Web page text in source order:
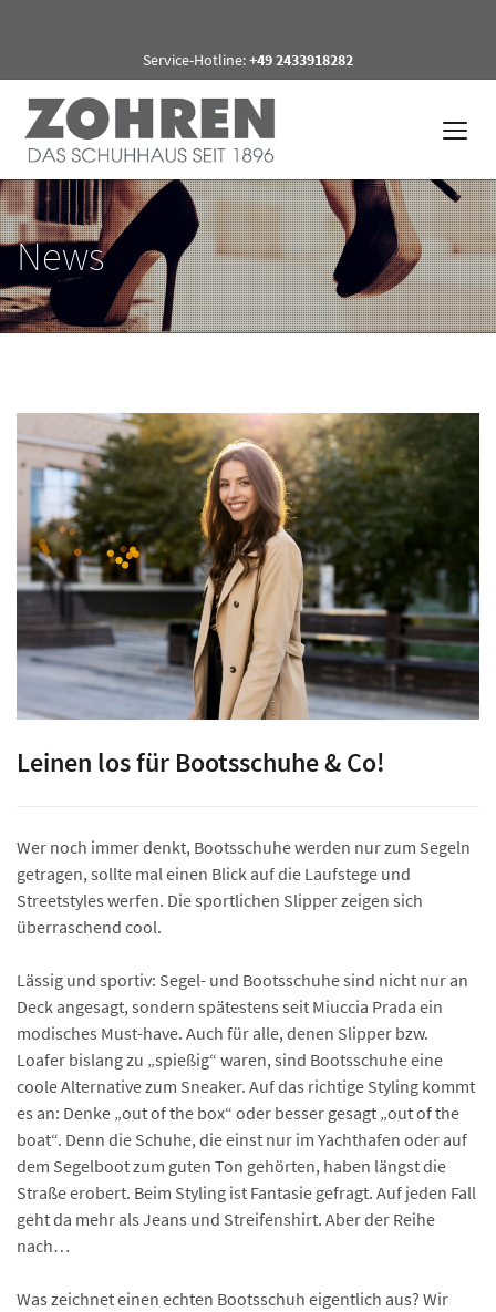
Service-Hotline:+49 2433918282
News
Leinen los für Bootsschuhe & Co!
Wer noch immer denkt, Bootsschuhe werden nur zum Segeln
getragen, sollte mal einen Blick auf die Laufstege und
Streetstyles werfen. Die sportlichen Slipper zeigen sich
überraschend cool.
Lässig und sportiv: Segel- und Bootsschuhe sind nicht nur an
Deck angesagt, sondern spätestens seit Miuccia Prada ein
modisches Must-have. Auch für alle, denen Slipper bzw.
Loafer bislang zu „spießig“ waren, sind Bootsschuhe eine
coole Alternative zum Sneaker. Auf das richtige Styling kommt
es an: Denke „out of the box“ oder besser gesagt „out of the
boat“. Denn die Schuhe, die einst nur im Yachthafen oder auf
dem Segelboot zum guten Ton gehörten, haben längst die
Straße erobert. Beim Styling ist Fantasie gefragt. Auf jeden Fall
geht da mehr als Jeans und Streifenshirt. Aber der Reihe
nach…
Was zeichnet einen echten Bootsschuh eigentlich aus? Wir